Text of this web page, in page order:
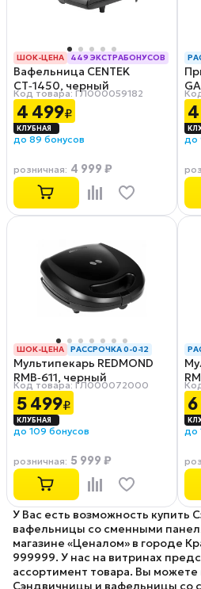
ШОК-ЦЕНА
449 ЭКСТРАБОНУСОВ
РАССРОЧКА 0-0-12
Вафельница CENTEK
CT‑1450, черный
Код товара: ГЛ000059182
4 499₽
до 89 бонусов
розничная: 4 999 ₽
до
ШОК-ЦЕНА РАССРОЧКА 0-0-12
Мультипекарь REDMOND
RMB‑611, черный
Код товара: ГЛ000072000
5 499₽
до 109 бонусов
розничная: 5 999 ₽
до
У Вас есть возможность купить
вафельницы со сменными
магазине «Ценалом» в городе
999999. У нас на витринах
ассортимент товара. Вы
Сэндвичницы и вафельницы со